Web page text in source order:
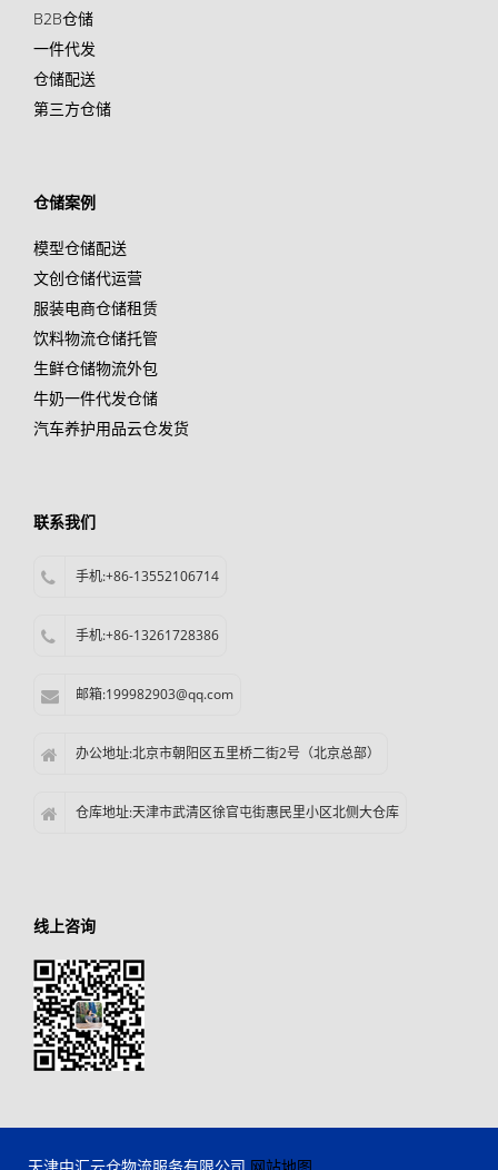
B2B仓储
一件代发
仓储配送
第三方仓储
仓储案例
模型仓储配送
文创仓储代运营
服装电商仓储租赁
饮料物流仓储托管
生鲜仓储物流外包
牛奶一件代发仓储
汽车养护用品云仓发货
联系我们
手机:+86-13552106714
手机:+86-13261728386
邮箱:199982903@qq.com
办公地址:北京市朝阳区五里桥二街2号（北京总部）
仓库地址:天津市武清区徐官屯街惠民里小区北侧大仓库
线上咨询